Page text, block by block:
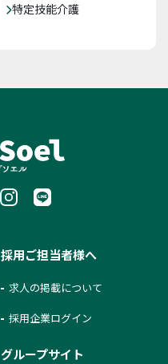
特定技能介護
採用ご担当者様へ
求人の掲載について
採用企業ログイン
グループサイト